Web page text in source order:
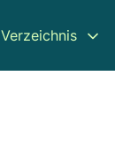
Verzeichnis